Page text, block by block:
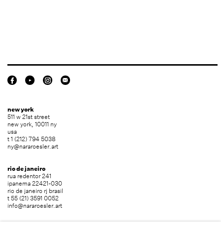
new york
511 w 21st street
new york, 10011 ny
usa
t 1 (212) 794 5038
ny@nararoesler.art
rio de janeiro
rua redentor 241
ipanema 22421-030
rio de janeiro rj brasil
t 55 (21) 3591 0052
info@nararoesler.art